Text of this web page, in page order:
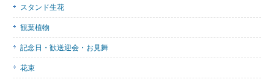
スタンド生花
観葉植物
記念日・歓送迎会・お見舞
花束